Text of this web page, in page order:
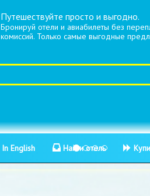
Путешествуйте просто и выгодно.
Бронируй отели и авиабилеты без
комиссий. Только самые выгодные
In English Найти отель